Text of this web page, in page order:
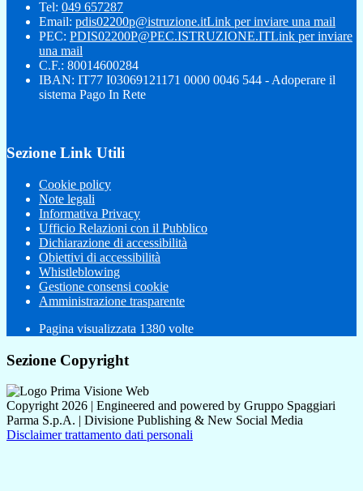
Tel: 049 657287
Email: pdis02200p@istruzione.itLink per inviare una mail
PEC: PDIS02200P@PEC.ISTRUZIONE.ITLink per inviare
una mail
C.F.: 80014600284
IBAN: IT77 I03069121171 0000 0046 544 - Adoperare il
sistema Pago In Rete
Sezione Link Utili
Cookie policy
Note legali
Informativa Privacy
Ufficio Relazioni con il Pubblico
Dichiarazione di accessibilità
Obiettivi di accessibilità
Whistleblowing
Gestione consensi cookie
Amministrazione trasparente
Pagina visualizzata 1380 volte
Sezione Copyright
Copyright 2026 | Engineered and powered by Gruppo Spaggiari
Parma S.p.A. | Divisione Publishing & New Social Media
Disclaimer trattamento dati personali